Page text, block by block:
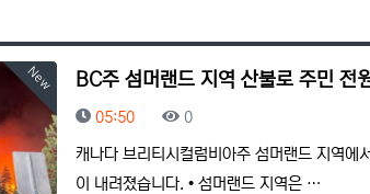
New BC주 섬머랜드 지역 산불로 주민 전
등록일
05:50 조회
0
캐나다 브리티시컬럼비아주 섬머랜드 지역에
이 내려졌습니다. • 섬머랜드 지역은 …